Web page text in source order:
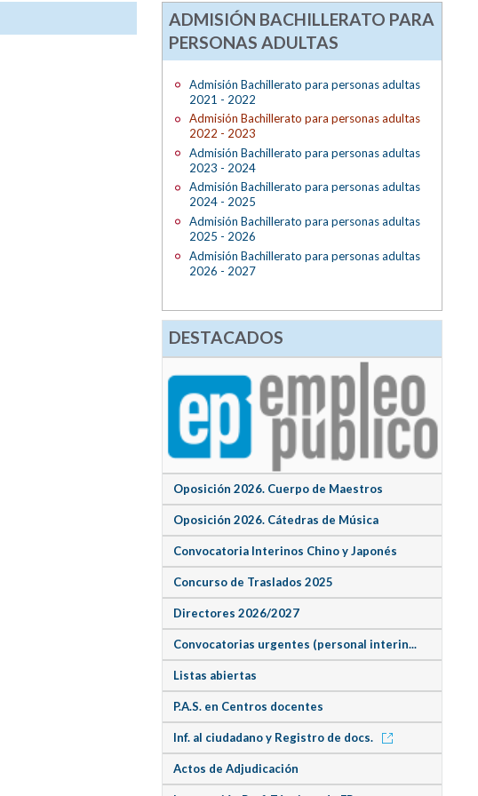
ADMISIÓN BACHILLERATO PARA
PERSONAS ADULTAS
Admisión Bachillerato para personas adultas
2021 - 2022
Admisión Bachillerato para personas adultas
2022 - 2023
Admisión Bachillerato para personas adultas
2023 - 2024
Admisión Bachillerato para personas adultas
2024 - 2025
Admisión Bachillerato para personas adultas
2025 - 2026
Admisión Bachillerato para personas adultas
2026 - 2027
DESTACADOS
Oposición 2026. Cuerpo de Maestros
Oposición 2026. Cátedras de Música
Convocatoria Interinos Chino y Japonés
Concurso de Traslados 2025
Directores 2026/2027
Convocatorias urgentes (personal interin...
Listas abiertas
P.A.S. en Centros docentes
Inf. al ciudadano y Registro de docs.
Actos de Adjudicación